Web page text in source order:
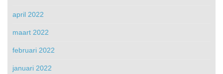
april 2022
maart 2022
februari 2022
januari 2022